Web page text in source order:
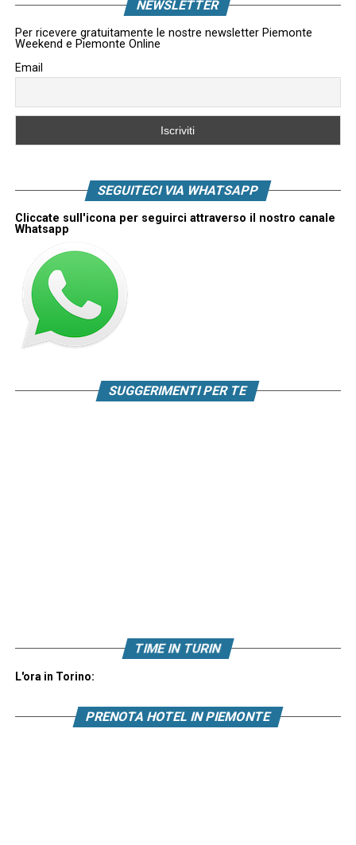
NEWSLETTER
Per ricevere gratuitamente le nostre newsletter Piemonte
Weekend e Piemonte Online
Email
SEGUITECI VIA WHATSAPP
Cliccate sull'icona per seguirci attraverso il nostro canale
Whatsapp
SUGGERIMENTI PER TE
TIME IN TURIN
L'ora in Torino:
PRENOTA HOTEL IN PIEMONTE